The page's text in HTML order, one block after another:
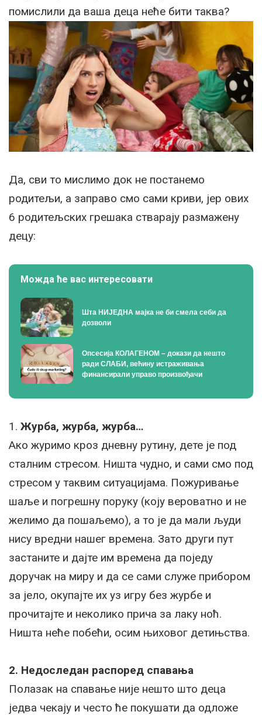
помислили да ваша деца неће бити таква?
Да, сви то мислимо док не постанемо
родитељи, а заправо смо сами криви, јер ових
6 родитељских грешака стварају размажену
децу:
Можда ће вас интересовати
Шта НИЈЕДНА мајка не би смела себи да
дозволи
Опсесија КОЛАГЕНОМ – докази да нешто
ради СЛАБИ, већину истраживања
финансирали управо произвођачи
1. Журба, журба, журба…
Ако журимо кроз дневну рутину, дете је под
сталним стресом. Ништа чудно, и сами смо под
стресом у таквим ситуацијама. Пожуривање
шаље и погрешну поруку (коју вероватно и не
желимо да пошаљемо), а то је да мали људи
нису вредни нашег времена. Зато други пут
застаните и дајте им времена да поједу
доручак на миру и да се сами служе прибором
за јело, окупајте их уз игру без журбе и
прочитајте и неколико прича за лаку ноћ.
Ништа неће побећи, осим њиховог детињства.
2. Недоследан распоред спавања
Полазак на спавање није нешто што деца
једва чекају и често ће покушати да одложе